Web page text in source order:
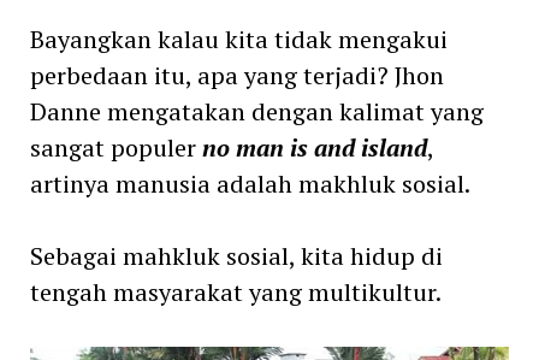
Bayangkan kalau kita tidak mengakui
perbedaan itu, apa yang terjadi? Jhon
Danne mengatakan dengan kalimat yang
sangat populerno man is and island,
artinya manusia adalah makhluk sosial.
Sebagai mahkluk sosial, kita hidup di
tengah masyarakat yang multikultur.